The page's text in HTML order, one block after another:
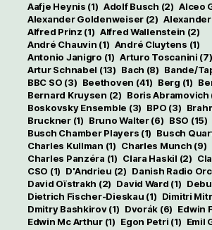
Aafje Heynis (1) Adolf Busch (2) Alceo
Alexander Goldenweiser (2)
Alfred Prinz (1) Alfred Wallenstein (2)
André Chauvin (1) André Cluytens (1)
Antonio Janigro (1) Arturo Toscanini (7)
Artur Schnabel (13) Bach (8) Bande/
BBC SO (3) Beethoven (41) Berg (1)
Bernard Kruysen (2) Boris Abramovich
Boskovsky Ensemble (3) BPO (3)
Bruckner(1) Bruno Walter(6) BSO (15)
Busch Chamber Players (1) Busch
Charles Kullman (1) Charles Munch (9)
Charles Panzéra (1) Clara Haskil (2)
CSO (1) D'Andrieu (2) Danish Radio
David Oïstrakh (2) David Ward (1)
Dietrich Fischer-Dieskau (1) Dimitri
Dmitry Bashkirov(1) Dvorák (6) Edwin
Edwin Mc Arthur(1) Egon Petri (1) Emil